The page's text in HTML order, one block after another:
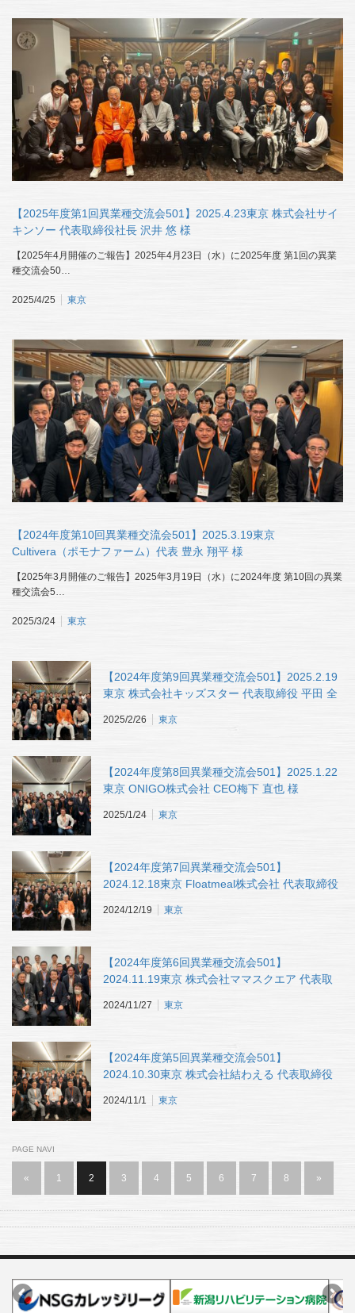
【2025年度第1回異業種交流会501】2025.4.23東京 株式会社サイ
キンソー 代表取締役社長 沢井 悠 様
【2025年4月開催のご報告】2025年4月23日（水）に2025年度 第1回の異業
種交流会50…
2025/4/25 東京
【2024年度第10回異業種交流会501】2025.3.19東京
Cultivera（ポモナファーム）代表 豊永 翔平 様
【2025年3月開催のご報告】2025年3月19日（水）に2024年度 第10回の異業
種交流会5…
2025/3/24 東京
【2024年度第9回異業種交流会501】2025.2.19
東京 株式会社キッズスター 代表取締役 平田 全
2025/2/26 東京
【2024年度第8回異業種交流会501】2025.1.22
東京 ONIGO株式会社 CEO梅下 直也 様
2025/1/24 東京
【2024年度第7回異業種交流会501】
2024.12.18東京 Floatmeal株式会社 代表取締役
2024/12/19 東京
【2024年度第6回異業種交流会501】
2024.11.19東京 株式会社ママスクエア 代表取
2024/11/27 東京
【2024年度第5回異業種交流会501】
2024.10.30東京 株式会社結わえる 代表取締役
2024/11/1 東京
PAGE NAVI
« 1 2 3 4 5 6 7 8 »